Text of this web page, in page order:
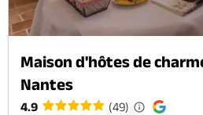
Maison d'hôtes de
Nantes
4.9 (49)